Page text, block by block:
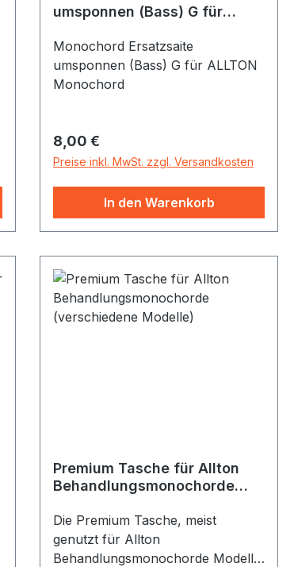
jeder Körperform optimal an und
Druckverteilung. EPS: Die feinen
EPS- Mikroperlen (1-2 mm) sind
anschmiegsam und sehr leicht. Sie
durch einen ausgezeichneten
Wärme- und
umsponnen (Bass) G für
Monochord Ersatzsaite
umsponnen (Bass) G für ALLTON
Monochord
Regulärer Preis:
8,00 €
Preise inkl. MwSt. zzgl. Versandkosten
In den Warenkorb
Premium Tasche für Allton
Behandlungsmonochorde
Die Premium Tasche, meist
genutzt für Allton
Behandlungsmonochorde Modell